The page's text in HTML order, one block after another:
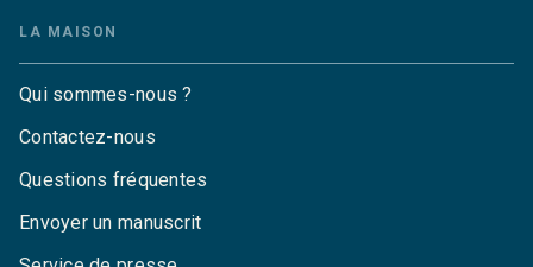
LA MAISON
Qui sommes-nous ?
Contactez-nous
Questions fréquentes
Envoyer un manuscrit